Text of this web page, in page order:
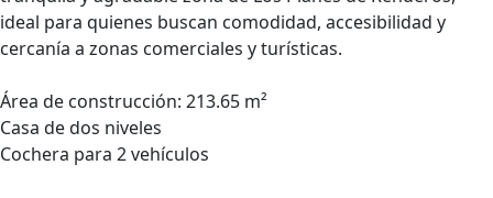
ideal para quienes buscan comodidad, accesibilidad y
cercanía a zonas comerciales y turísticas.
Área de construcción: 213.65 m²
Casa de dos niveles
Cochera para 2 vehículos